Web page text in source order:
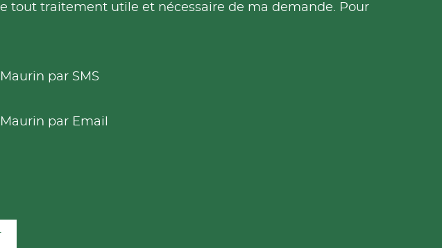
tout traitement utile et nécessaire de ma demande. Pour
par SMS
par Email